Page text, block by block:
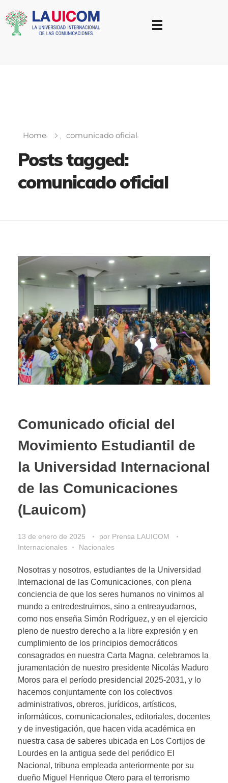
Home comunicado oficial
Posts tagged:
comunicado oficial
Comunicado oficial del
Movimiento Estudiantil de
la Universidad Internacional
de las Comunicaciones
(Lauicom)
13 de enero de 2025 por Prensa LAUICOM
Internacionales
Nacionales
Nosotras y nosotros, estudiantes de la Universidad
Internacional de las Comunicaciones, con plena
conciencia de que los seres humanos no vinimos al
mundo a entredestruirnos, sino a entreayudarnos,
como nos enseña Simón Rodríguez, y en el ejercicio
pleno de nuestro derecho a la libre expresión y en
cumplimiento de los principios democráticos
consagrados en nuestra Carta Magna, celebramos la
juramentación de nuestro presidente Nicolás Maduro
Moros para el período presidencial 2025-2031, y lo
hacemos conjuntamente con los colectivos
administrativos, obreros, jurídicos, artísticos,
informáticos, comunicacionales, editoriales, docentes
y de investigación, que hacen vida académica en
nuestra casa de saberes ubicada en Los Cortijos de
Lourdes en la antigua sede del periódico El
Nacional, tribuna empleada anteriormente por su
dueño Miguel Henrique Otero para el terrorismo